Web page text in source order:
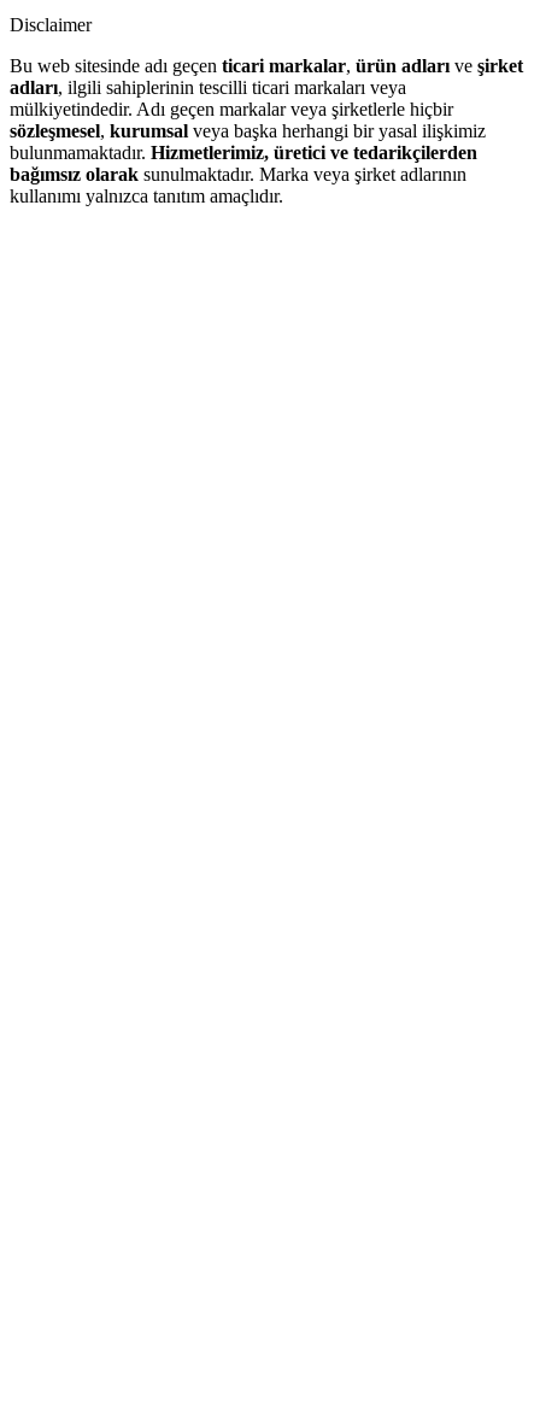
Disclaimer
Bu web sitesinde adı geçen ticari markalar, ürün adları ve şirket
adları, ilgili sahiplerinin tescilli ticari markaları veya
mülkiyetindedir. Adı geçen markalar veya şirketlerle hiçbir
sözleşmesel, kurumsal veya başka herhangi bir yasal ilişkimiz
bulunmamaktadır. Hizmetlerimiz, üretici ve tedarikçilerden
bağımsız olarak sunulmaktadır. Marka veya şirket adlarının
kullanımı yalnızca tanıtım amaçlıdır.